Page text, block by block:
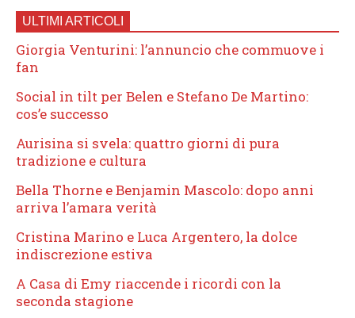
ULTIMI ARTICOLI
Giorgia Venturini: l’annuncio che commuove i
fan
Social in tilt per Belen e Stefano De Martino:
cos’e successo
Aurisina si svela: quattro giorni di pura
tradizione e cultura
Bella Thorne e Benjamin Mascolo: dopo anni
arriva l’amara verità
Cristina Marino e Luca Argentero, la dolce
indiscrezione estiva
A Casa di Emy riaccende i ricordi con la
seconda stagione